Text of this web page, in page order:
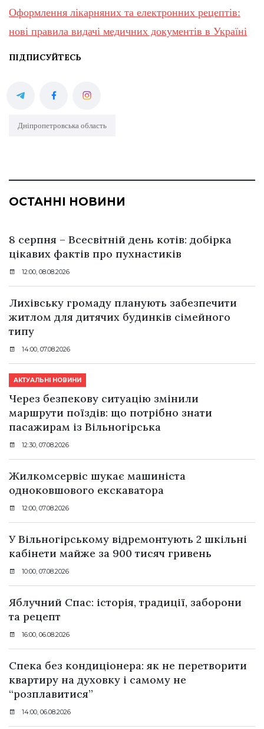
Оформлення лікарняних та електронних рецептів:
нові правила видачі медичних документів в Україні
ПІДПИСУЙТЕСЬ
Дніпропетровська область
ОСТАННІ НОВИНИ
8 серпня – Всесвітній день котів: добірка
цікавих фактів про пухнастиків
12:00, 08.08.2026
Лихівську громаду планують забезпечити
житлом для дитячих будинків сімейного
типу
14:00, 07.08.2026
АКТУАЛЬНІ НОВИНИ
Через безпекову ситуацію змінили
маршрути поїздів: що потрібно знати
пасажирам із Вільногірська
12:30, 07.08.2026
Жилкомсервіс шукає машиніста
одноковшового екскаватора
12:00, 07.08.2026
У Вільногірському відремонтують 2 шкільні
кабінети майже за 900 тисяч гривень
10:00, 07.08.2026
Яблучний Спас: історія, традиції, заборони
та рецепт
16:00, 06.08.2026
Спека без кондиціонера: як не перетворити
квартиру на духовку і самому не
“розплавитися”
14:00, 06.08.2026